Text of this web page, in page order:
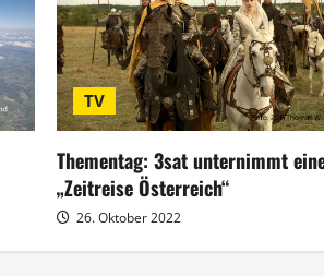
TV
Thementag: 3sat unternimmt
„Zeitreise Österreich“
26. Oktober 2022